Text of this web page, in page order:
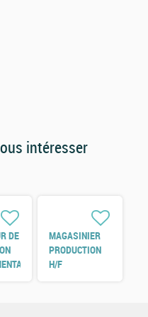
intéresser
DE
MAGASINIER
PRODUCTION
H/F